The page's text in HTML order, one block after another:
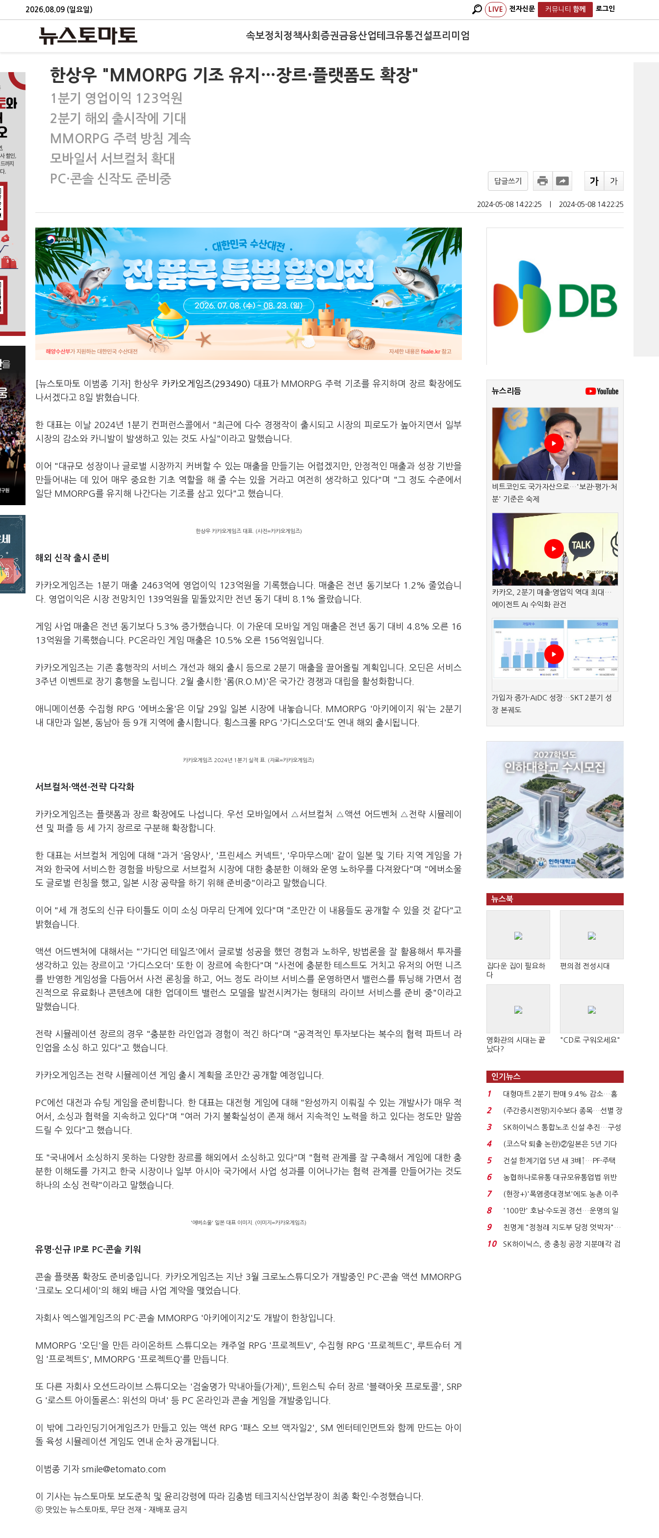
2026.08.09 (일요일) LIVE 전자신문 커뮤니티 함께 로그인
속보정치 정책사회 증권금융산업테크유통건설프리미엄
한상우 "MMORPG 기조 유지…장르·플랫폼도 확장"
1분기 영업이익 123억원
2분기 해외 출시작에 기대
MMORPG 주력 방침 계속
모바일서 서브컬처 확대
PC·콘솔 신작도 준비중
답글쓰기
2024-05-08 14:22:25 2024-05-08 14:22:25
[뉴스토마토 이범종 기자] 한상우 카카오게임즈(293490) 대표가 MMORPG 주력 기조를 유지하며 장르 확장에도
나서겠다고 8일 밝혔습니다.
한 대표는 이날 2024년 1분기 컨퍼런스콜에서 "최근에 다수 경쟁작이 출시되고 시장의 피로도가 높아지면서 일부
시장의 감소와 카니발이 발생하고 있는 것도 사실"이라고 말했습니다.
이어 "대규모 성장이나 글로벌 시장까지 커버할 수 있는 매출을 만들기는 어렵겠지만, 안정적인 매출과 성장 기반을
만들어내는 데 있어 매우 중요한 기초 역할을 해 줄 수는 있을 거라고 여전히 생각하고 있다"며 "그 정도 수준에서
일단 MMORPG를 유지해 나간다는 기조를 삼고 있다"고 했습니다.
한상우 카카오게임즈 대표. (사진=카카오게임즈)
해외 신작 출시 준비
카카오게임즈는 1분기 매출 2463억에 영업이익 123억원을 기록했습니다. 매출은 전년 동기보다 1.2% 줄었습니
다. 영업이익은 시장 전망치인 139억원을 밑돌았지만 전년 동기 대비 8.1% 올랐습니다.
게임 사업 매출은 전년 동기보다 5.3% 증가했습니다. 이 가운데 모바일 게임 매출은 전년 동기 대비 4.8% 오른 16
13억원을 기록했습니다. PC온라인 게임 매출은 10.5% 오른 156억원입니다.
카카오게임즈는 기존 흥행작의 서비스 개선과 해외 출시 등으로 2분기 매출을 끌어올릴 계획입니다. 오딘은 서비스
3주년 이벤트로 장기 흥행을 노립니다. 2월 출시한 '롬(R.O.M)'은 국가간 경쟁과 대립을 활성화합니다.
애니메이션풍 수집형 RPG '에버소울'은 이달 29일 일본 시장에 내놓습니다. MMORPG '아키에이지 워'는 2분기
내 대만과 일본, 동남아 등 9개 지역에 출시합니다. 횡스크롤 RPG '가디스오더'도 연내 해외 출시됩니다.
카카오게임즈 2024년 1분기 실적 표. (자료=카카오게임즈)
서브컬처·액션·전략 다각화
카카오게임즈는 플랫폼과 장르 확장에도 나섭니다. 우선 모바일에서 △서브컬처 △액션 어드벤처 △전략 시뮬레이
션 및 퍼즐 등 세 가지 장르로 구분해 확장합니다.
한 대표는 서브컬처 게임에 대해 "과거 '음양사', '프린세스 커넥트', '우마무스메' 같이 일본 및 기타 지역 게임을 가
져와 한국에 서비스한 경험을 바탕으로 서브컬처 시장에 대한 충분한 이해와 운영 노하우를 다져왔다"며 "에버소울
도 글로벌 런칭을 했고, 일본 시장 공략을 하기 위해 준비중"이라고 말했습니다.
이어 "세 개 정도의 신규 타이틀도 이미 소싱 마무리 단계에 있다"며 "조만간 이 내용들도 공개할 수 있을 것 같다"고
밝혔습니다.
액션 어드벤처에 대해서는 "'가디언 테일즈'에서 글로벌 성공을 했던 경험과 노하우, 방법론을 잘 활용해서 투자를
생각하고 있는 장르이고 '가디스오더' 또한 이 장르에 속한다"며 "사전에 충분한 테스트도 거치고 유저의 어떤 니즈
를 반영한 게임성을 다듬어서 사전 론칭을 하고, 어느 정도 라이브 서비스를 운영하면서 밸런스를 튜닝해 가면서 점
진적으로 유료화나 콘텐츠에 대한 업데이트 밸런스 모델을 발전시켜가는 형태의 라이브 서비스를 준비 중"이라고
말했습니다.
전략 시뮬레이션 장르의 경우 "충분한 라인업과 경험이 적긴 하다"며 "공격적인 투자보다는 복수의 협력 파트너 라
인업을 소싱 하고 있다"고 했습니다.
카카오게임즈는 전략 시뮬레이션 게임 출시 계획을 조만간 공개할 예정입니다.
PC에선 대전과 슈팅 게임을 준비합니다. 한 대표는 대전형 게임에 대해 "완성까지 이뤄질 수 있는 개발사가 매우 적
어서, 소싱과 협력을 지속하고 있다"며 "여러 가지 불확실성이 존재 해서 지속적인 노력을 하고 있다는 정도만 말씀
드릴 수 있다"고 했습니다.
또 "국내에서 소싱하지 못하는 다양한 장르를 해외에서 소싱하고 있다"며 "협력 관계를 잘 구축해서 게임에 대한 충
분한 이해도를 가지고 한국 시장이나 일부 아시아 국가에서 사업 성과를 이어나가는 협력 관계를 만들어가는 것도
하나의 소싱 전략"이라고 말했습니다.
'에버소울' 일본 대표 이미지. (이미지=카카오게임즈)
유명·신규 IP로 PC·콘솔 키워
콘솔 플랫폼 확장도 준비중입니다. 카카오게임즈는 지난 3월 크로노스튜디오가 개발중인 PC·콘솔 액션 MMORPG
'크로노 오디세이'의 해외 배급 사업 계약을 맺었습니다.
자회사 엑스엘게임즈의 PC·콘솔 MMORPG '아키에이지2'도 개발이 한창입니다.
MMORPG '오딘'을 만든 라이온하트 스튜디오는 캐주얼 RPG '프로젝트V', 수집형 RPG '프로젝트C', 루트슈터 게
임 '프로젝트S', MMORPG '프로젝트Q'를 만듭니다.
또 다른 자회사 오션드라이브 스튜디오는 '검술명가 막내아들(가제)', 트윈스틱 슈터 장르 '블랙아웃 프로토콜', SRP
G '로스트 아이돌론스: 위선의 마녀' 등 PC 온라인과 콘솔 게임을 개발중입니다.
이 밖에 그라인딩기어게임즈가 만들고 있는 액션 RPG '패스 오브 액자일2', SM 엔터테인먼트와 함께 만드는 아이
돌 육성 시뮬레이션 게임도 연내 순차 공개됩니다.
이범종 기자 smile@etomato.com
이 기사는 뉴스토마토 보도준칙 및 윤리강령에 따라 김충범 테크지식산업부장이 최종 확인·수정했습니다.
ⓒ 맛있는 뉴스토마토, 무단 전재 - 재배포 금지
뉴스리듬
비트코인도 국가자산으로…'보관·평가·처
분' 기준은 숙제
카카오, 2분기 매출·영업익 역대 최대…
에이전트 AI 수익화 관건
가입자 증가·AIDC 성장…SKT 2분기 성
장 본궤도
뉴스북
집다운 집이 필요하
다
편의점 전성시대
영화관의 시대는 끝
났다?
"CD로 구워오세요"
인기뉴스
1
대형마트 2분기 판매 9.4% 감소…홈
플러스 사태 여파...
2
(주간증시전망)지수보다 종목…선별 장
세 이어진다...
3
SK하이닉스 통합노조 신설 추진…구성
원 간 성과급 불...
4
(코스닥 퇴출 논란)②일본은 5년 기다
려주는데 우리는 ...
5
건설 한계기업 5년 새 3배↑…PF·주택
침체에 재무 ...
6
농협하나로유통 대규모유통업법 위반
적발…공정위, 과...
7
(현장+)'폭염중대경보'에도 농촌 이주
노동자는 강행군…'야...
8
'100만' 호남·수도권 경선…운명의 일
주일
9
친명계 "정청래 지도부 당정 엇박자"…
친청계 "신천지 오...
10
SK하이닉스, 중 충칭 공장 지분매각 검